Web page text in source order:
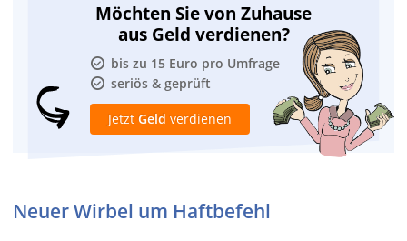
Möchten Sie von Zuhause
aus Geld verdienen?
bis zu 15 Euro pro Umfrage
seriös & geprüft
Jetzt Geld verdienen
Neuer Wirbel um Haftbefehl